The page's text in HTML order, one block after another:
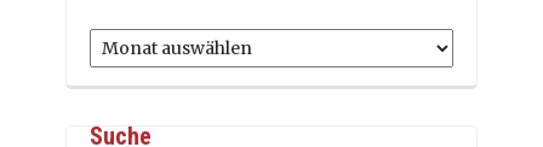
Archiv
Suche